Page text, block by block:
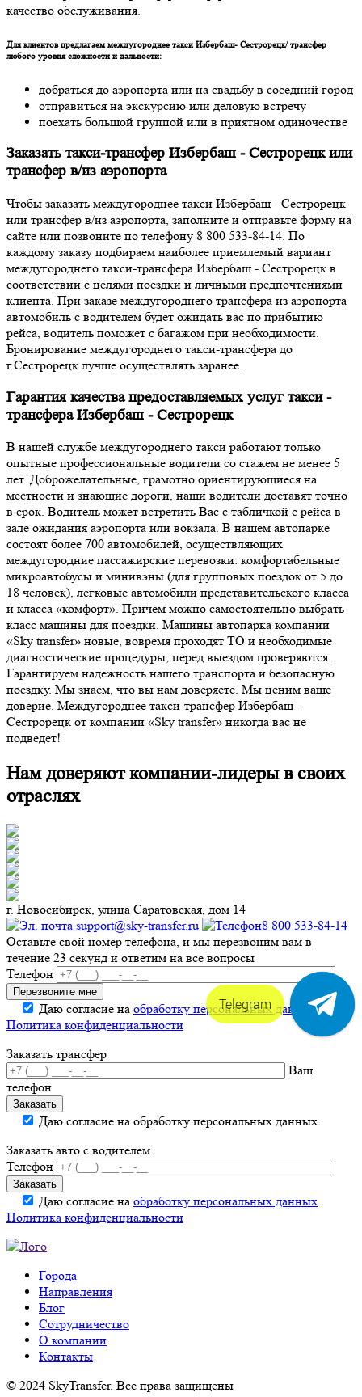
качество обслуживания.
Для клиентов предлагаем междугороднее такси Избербаш- Сестрорецк/ трансфер
любого уровня сложности и дальности:
добраться до аэропорта или на свадьбу в соседний город
отправиться на экскурсию или деловую встречу
поехать большой группой или в приятном одиночестве
Заказать такси-трансфер Избербаш - Сестрорецк или
трансфер в/из аэропорта
Чтобы заказать междугороднее такси Избербаш - Сестрорецк
или трансфер в/из аэропорта, заполните и отправьте форму на
сайте или позвоните по телефону 8 800 533-84-14. По
каждому заказу подбираем наиболее приемлемый вариант
междугороднего такси-трансфера Избербаш - Сестрорецк в
соответствии с целями поездки и личными предпочтениями
клиента. При заказе междугороднего трансфера из аэропорта
автомобиль с водителем будет ожидать вас по прибытию
рейса, водитель поможет с багажом при необходимости.
Бронирование междугороднего такси-трансфера до
г.Сестрорецк лучше осуществлять заранее.
Гарантия качества предоставляемых услуг такси -
трансфера Избербаш - Сестрорецк
В нашей службе междугороднего такси работают только
опытные профессиональные водители со стажем не менее 5
лет. Доброжелательные, грамотно ориентирующиеся на
местности и знающие дороги, наши водители доставят точно
в срок. Водитель может встретить Вас с табличкой с рейса в
зале ожидания аэропорта или вокзала. В нашем автопарке
состоят более 700 автомобилей, осуществляющих
междугородние пассажирские перевозки: комфортабельные
микроавтобусы и минивэны (для групповых поездок от 5 до
18 человек), легковые автомобили представительского класса
и класса «комфорт». Причем можно самостоятельно выбрать
класс машины для поездки. Машины автопарка компании
«Sky transfer» новые, вовремя проходят ТО и необходимые
диагностические процедуры, перед выездом проверяются.
Гарантируем надежность нашего транспорта и безопасную
поездку. Мы знаем, что вы нам доверяете. Мы ценим ваше
доверие. Междугороднее такси-трансфер Избербаш -
Сестрорецк от компании «Sky transfer» никогда вас не
подведет!
Нам доверяют компании-лидеры в своих
отраслях
г. Новосибирск, улица Саратовская, дом 14
support@sky-transfer.ru
8 800 533-84-14
Оставьте свой номер телефона, и мы перезвоним вам в
течение 23 секунд и ответим на все вопросы
Телефон
Даю согласие на обработку персональных данных.
Политика конфиденциальности
Заказать трансфер
Ваш
телефон
Даю согласие на обработку персональных данных.
Заказать авто с водителем
Телефон
Даю согласие на обработку персональных данных.
Политика конфиденциальности
Города
Направления
Блог
Сотрудничество
О компании
Контакты
© 2024 SkyTransfer. Все права защищены
Telegram